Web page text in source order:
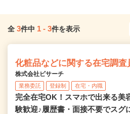
全 3件中 1 - 3件を表示
化粧品などに関する在宅調
株式会社ビサーチ
業務委託 登録制 在宅・内職
完全在宅OK！スマホで出来る美
験歓迎♪履歴書・面接不要でスグ